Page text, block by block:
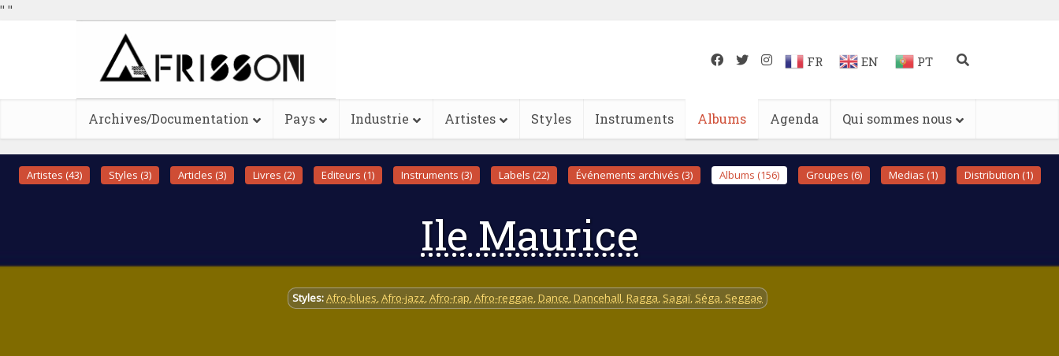
" "
FR EN PT
Archives/Documentation Pays Industrie Artistes Styles Instruments Albums Agenda Qui sommes nous
Artistes (43) Styles (3) Articles (3) Livres (2) Editeurs (1) Instruments (3) Labels (22) Événements archivés (3) Albums (156) Groupes (6) Medias (1) Distribution (1)
Ile Maurice
Styles:Afro-blues,Afro-jazz,Afro-rap,Afro-reggae, Dance, Dancehall, Ragga, Sagaï, Séga, Seggae